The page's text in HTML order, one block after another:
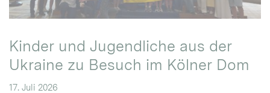
Kinder und Jugendliche aus der
Ukraine zu Besuch im Kölner Dom
17. Juli 2026